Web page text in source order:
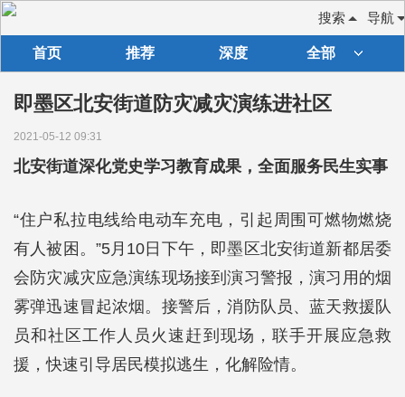
导航
搜索
首页 推荐 深度 全部
即墨区北安街道防灾减灾演练进社区
2021-05-12 09:31
北安街道深化党史学习教育成果，全面服务民生实事
“住户私拉电线给电动车充电，引起周围可燃物燃烧
有人被困。”5月10日下午，即墨区北安街道新都居委
会防灾减灾应急演练现场接到演习警报，演习用的烟
雾弹迅速冒起浓烟。接警后，消防队员、蓝天救援队
员和社区工作人员火速赶到现场，联手开展应急救
援，快速引导居民模拟逃生，化解险情。